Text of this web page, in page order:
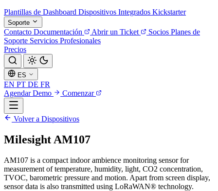
Plantillas de Dashboard Dispositivos Integrados Kickstarter
Soporte
Contacto Documentación Abrir un Ticket Socios Planes de
Soporte Servicios Profesionales
Precios
ES
EN PT DE FR
Agendar Demo
Comenzar
Volver a Dispositivos
Milesight AM107
AM107 is a compact indoor ambience monitoring sensor for
measurement of temperature, humidity, light, CO2 concentration,
TVOC, barometric pressure and motion. Apart from screen display,
sensor data is also transmitted using LoRaWAN® technology.